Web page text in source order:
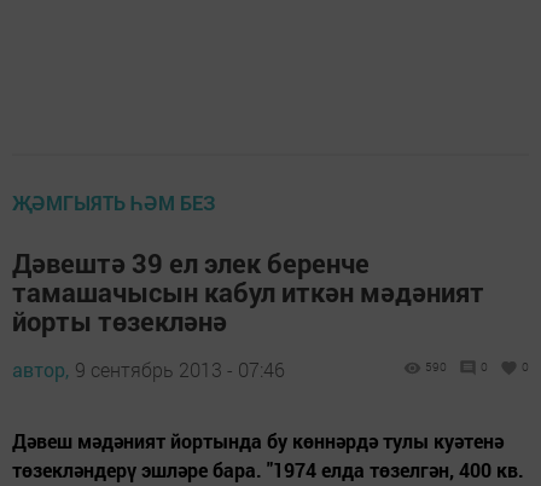
ҖӘМГЫЯТЬ ҺӘМ БЕЗ
Дәвештә 39 ел элек беренче
тамашачысын кабул иткән мәдәният
йорты төзекләнә
автор, 9 сентябрь 2013 - 07:46 590 0 0
Дәвеш мәдәният йортында бу көннәрдә тулы куәтенә
төзекләндерү эшләре бара. "1974 елда төзелгән, 400 кв.